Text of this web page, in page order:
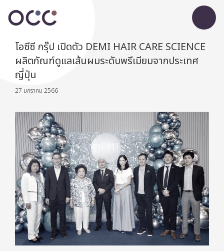
โอซีซี กรุ๊ป เปิดตัว DEMI HAIR CARE SCIENCE
ผลิตภัณฑ์ดูแลเส้นผมระดับพรีเมียมจากประเทศ
ญี่ปุ่น
27 มกราคม 2566